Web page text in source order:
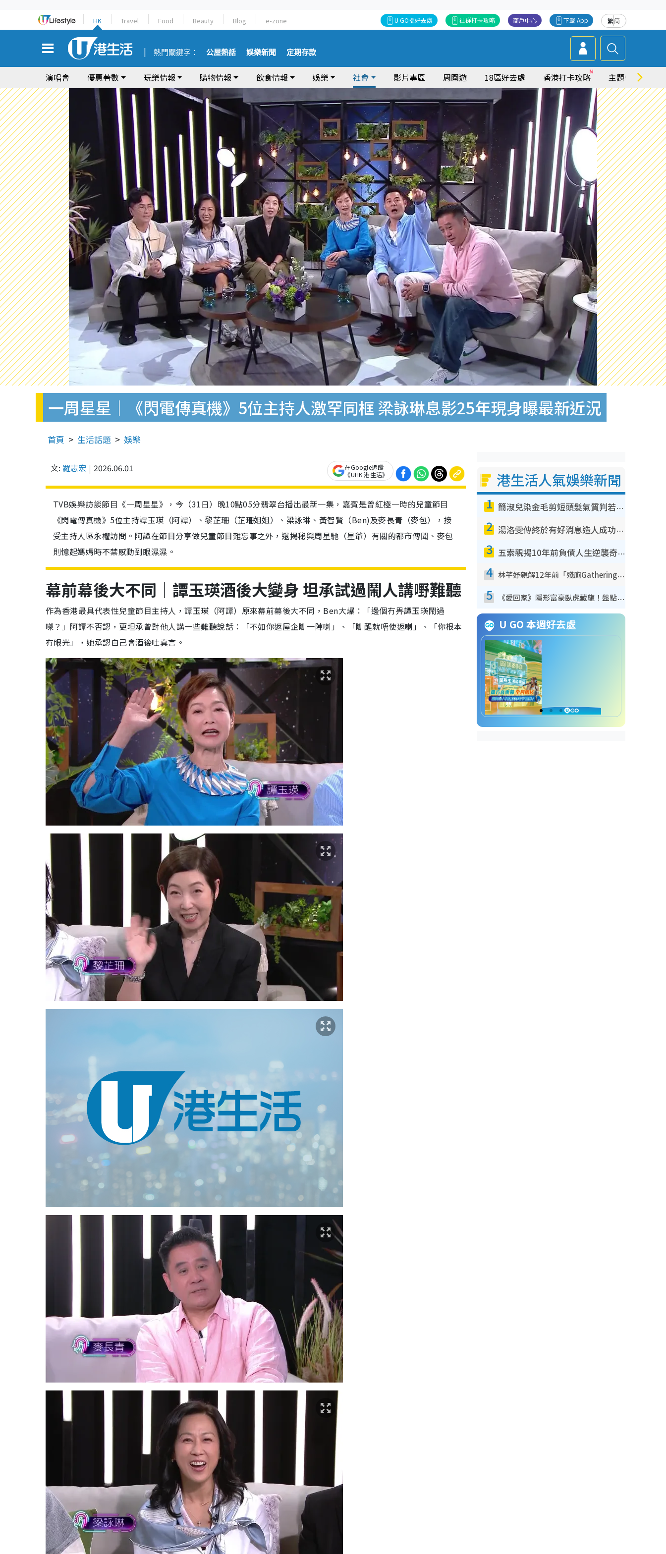
HK Travel Food Beauty Blog e-zone 繁简
下載 App
商戶中心
社群打卡攻略
U GO搵好去處
熱門關鍵字： 公屋熱話 娛樂新聞 定期存款
演唱會 優惠著數 玩樂情報 購物情報 飲食情報 娛樂 社會 影片專區 周圍遊 18區好去處 香港打卡攻略 主題特集
一周星星｜《閃電傳真機》5位主持人激罕同框 梁詠琳息影25年現身曝最新近況
首頁 生活話題 娛樂
文: 羅志宏 2026.06.01
在Google追蹤
《UHK 港生活》
TVB娛樂訪談節目《一周星星》，今（31日）晚10點05分翡翠台播出最新一集，嘉賓是曾紅極一時的兒童節目
《閃電傳真機》5位主持譚玉瑛（阿譚）、黎芷珊（芷珊姐姐）、梁詠琳、黃智賢（Ben)及麥長青（麥包），接
受主持人區永權訪問。阿譚在節目分享做兒童節目難忘事之外，還揭秘與周星馳（星爺）有關的都市傳聞、麥包
則憶起媽媽時不禁感動到眼濕濕。
幕前幕後大不同｜譚玉瑛酒後大變身 坦承試過鬧人講嘢難聽
作為香港最具代表性兒童節目主持人，譚玉瑛（阿譚）原來幕前幕後大不同，Ben大爆：「邊個冇畀譚玉瑛鬧過
㗎？」阿譚不否認，更坦承曾對他人講一些難聽說話：「不如你返屋企瞓一陣喇」、「瞓醒就唔使返喇」、「你根本
冇眼光」，她承認自己會酒後吐真言。
港生活人氣娛樂新聞
1 簡淑兒染金毛剪短頭髮氣質判若兩人！嚇壞老公麥大力都認唔出：「你做咩事？」
2 湯洛雯傳終於有好消息造人成功！兩大細節曝孕味極濃惹猜測：大肚婆先會咁！
3 五索親揭10年前負債人生逆襲奇蹟！全靠去一地方轉運後即遇上馬先生
4 林芊妤親解12年前「殘廁Gathering」真相！高層解約一句話重創尊嚴至今拒返TVB
5 《愛回家》隱形富豪臥虎藏龍！盤點12位財氣逼人的有錢藝人：呢位靚女3億身家唔憂做
U GO 本週好去處